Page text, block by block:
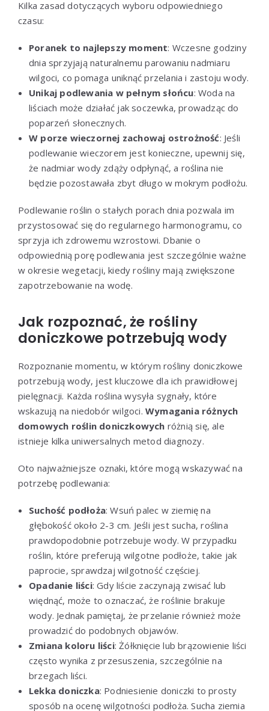
Kilka zasad dotyczących wyboru odpowiedniego
czasu:
Poranek to najlepszy moment: Wczesne godziny
dnia sprzyjają naturalnemu parowaniu nadmiaru
wilgoci, co pomaga uniknąć przelania i zastoju wody.
Unikaj podlewania w pełnym słońcu: Woda na
liściach może działać jak soczewka, prowadząc do
poparzeń słonecznych.
W porze wieczornej zachowaj ostrożność: Jeśli
podlewanie wieczorem jest konieczne, upewnij się,
że nadmiar wody zdąży odpłynąć, a roślina nie
będzie pozostawała zbyt długo w mokrym podłożu.
Podlewanie roślin o stałych porach dnia pozwala im
przystosować się do regularnego harmonogramu, co
sprzyja ich zdrowemu wzrostowi. Dbanie o
odpowiednią porę podlewania jest szczególnie ważne
w okresie wegetacji, kiedy rośliny mają zwiększone
zapotrzebowanie na wodę.
Jak rozpoznać, że rośliny
doniczkowe potrzebują wody
Rozpoznanie momentu, w którym rośliny doniczkowe
potrzebują wody, jest kluczowe dla ich prawidłowej
pielęgnacji. Każda roślina wysyła sygnały, które
wskazują na niedobór wilgoci. Wymagania różnych
domowych roślin doniczkowych różnią się, ale
istnieje kilka uniwersalnych metod diagnozy.
Oto najważniejsze oznaki, które mogą wskazywać na
potrzebę podlewania:
Suchość podłoża: Wsuń palec w ziemię na
głębokość około 2-3 cm. Jeśli jest sucha, roślina
prawdopodobnie potrzebuje wody. W przypadku
roślin, które preferują wilgotne podłoże, takie jak
paprocie, sprawdzaj wilgotność częściej.
Opadanie liści: Gdy liście zaczynają zwisać lub
więdnąć, może to oznaczać, że roślinie brakuje
wody. Jednak pamiętaj, że przelanie również może
prowadzić do podobnych objawów.
Zmiana koloru liści: Żółknięcie lub brązowienie liści
często wynika z przesuszenia, szczególnie na
brzegach liści.
Lekka doniczka: Podniesienie doniczki to prosty
sposób na ocenę wilgotności podłoża. Sucha ziemia